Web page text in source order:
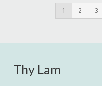
1 2 3
Thy Lam